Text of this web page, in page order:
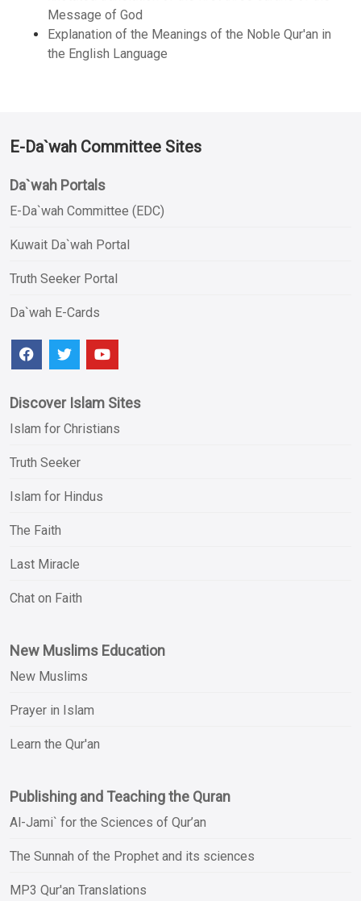
Message of God
Explanation of the Meanings of the Noble Qur'an in
the English Language
E-Da`wah Committee Sites
Da`wah Portals
E-Da`wah Committee (EDC)
Kuwait Da`wah Portal
Truth Seeker Portal
Da`wah E-Cards
Discover Islam Sites
Islam for Christians
Truth Seeker
Islam for Hindus
The Faith
Last Miracle
Chat on Faith
New Muslims Education
New Muslims
Prayer in Islam
Learn the Qur'an
Publishing and Teaching the Quran
Al-Jami` for the Sciences of Qur’an
The Sunnah of the Prophet and its sciences
MP3 Qur'an Translations